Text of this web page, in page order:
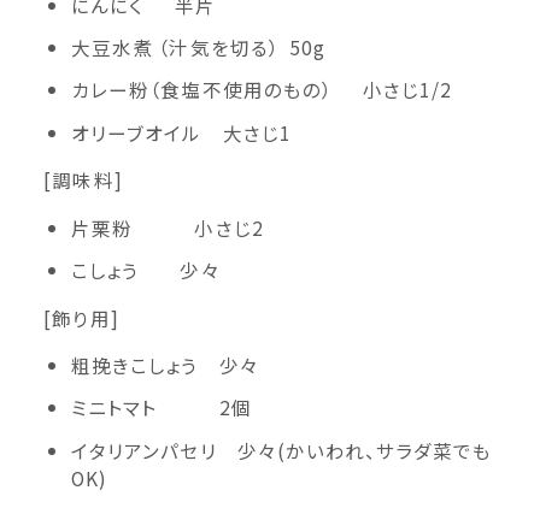
大豆水煮 （汁気を切る） 50g
カレー粉（食塩不使用のもの） 小さじ1/2
オリーブオイル 大さじ1
[調味料]
片栗粉 小さじ2
こしょう 少々
[飾り用]
粗挽きこしょう 少々
ミニトマト 2個
イタリアンパセリ 少々(かいわれ、サラダ菜でも
OK)